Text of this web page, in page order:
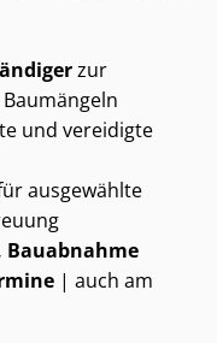
zur
und vereidigte
ausgewählte
Bauabnahme
| auch am